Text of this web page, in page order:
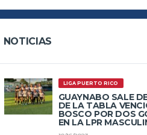
NOTICIAS
LIGA PUERTO RICO
GUAYNABO SALE
DE LA TABLA
BOSCO POR DOS
EN LA LPR